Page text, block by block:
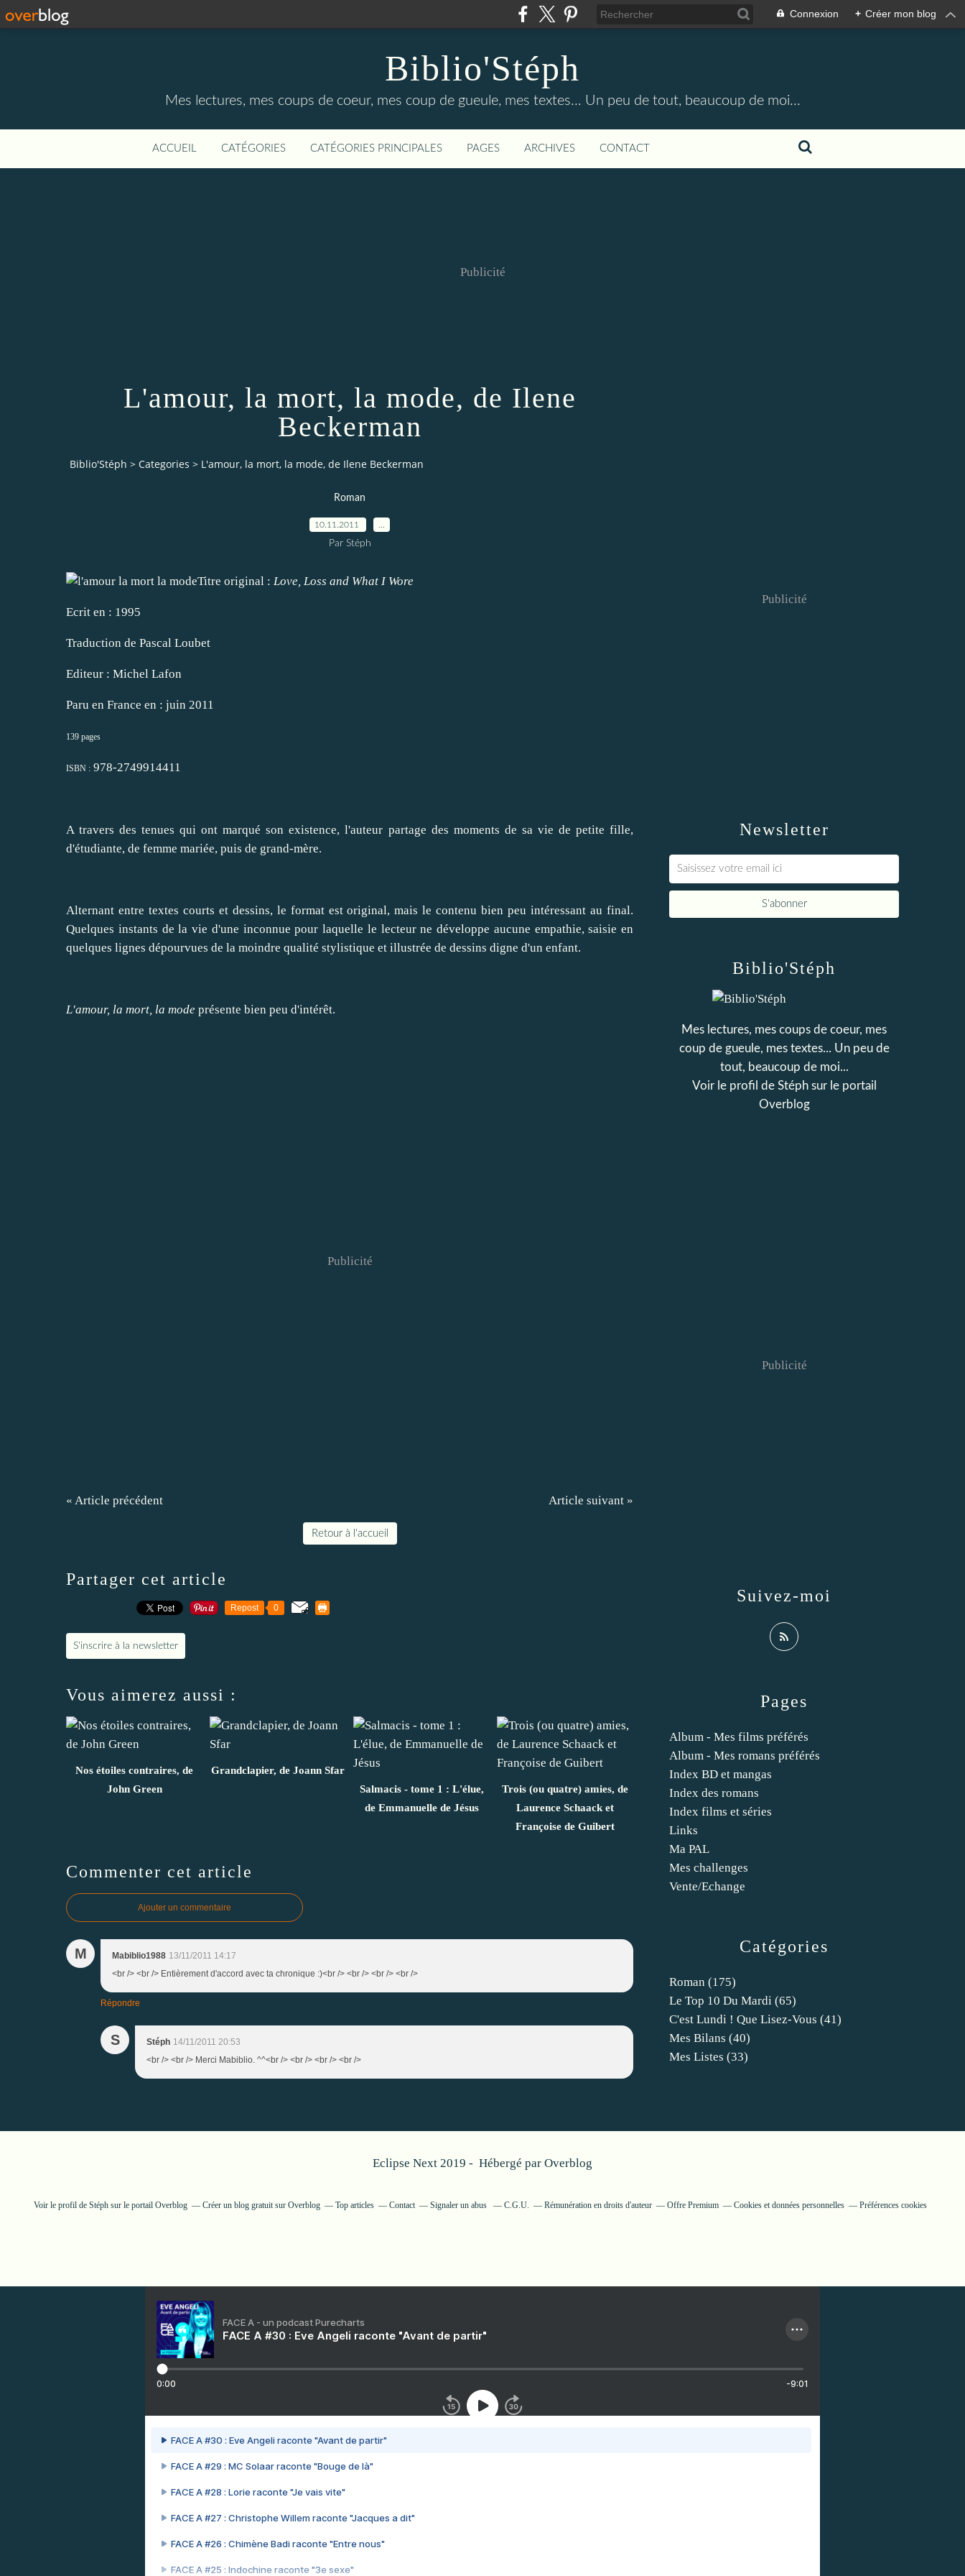
Connexion + Créer mon blog
Biblio'Stéph
Mes lectures, mes coups de coeur, mes coup de gueule, mes textes... Un peu de tout, beaucoup de moi...
ACCUEIL CATÉGORIES CATÉGORIES PRINCIPALES PAGES ARCHIVES CONTACT
Publicité
L'amour, la mort, la mode, de Ilene
Beckerman
Biblio'Stéph > Categories > L'amour, la mort, la mode, de Ilene Beckerman
Roman
10.11.2011
Par Stéph
Titre original : Love, Loss and What I Wore
Ecrit en : 1995
Traduction de Pascal Loubet
Editeur : Michel Lafon
Paru en France en : juin 2011
139 pages
ISBN : 978-2749914411
A travers des tenues qui ont marqué son existence, l'auteur partage des moments de sa vie de petite fille,
d'étudiante, de femme mariée, puis de grand-mère.
Alternant entre textes courts et dessins, le format est original, mais le contenu bien peu intéressant au final.
Quelques instants de la vie d'une inconnue pour laquelle le lecteur ne développe aucune empathie, saisie en
quelques lignes dépourvues de la moindre qualité stylistique et illustrée de dessins digne d'un enfant.
L'amour, la mort, la mode présente bien peu d'intérêt.
Publicité
« Article précédent Article suivant »
Retour à l'accueil
Partager cet article
Repost 0
S'inscrire à la newsletter
Vous aimerez aussi :
Nos étoiles contraires, de
John Green
Grandclapier, de Joann Sfar
Salmacis - tome 1 : L'élue,
de Emmanuelle de Jésus
Trois (ou quatre) amies, de
Laurence Schaack et
Françoise de Guibert
Commenter cet article
Ajouter un commentaire
M Mabiblio1988 13/11/2011 14:17
<br /> <br /> Entièrement d'accord avec ta chronique :)<br /> <br /> <br /> <br />
Répondre
S Stéph 14/11/2011 20:53
<br /> <br /> Merci Mabiblio. ^^<br /> <br /> <br /> <br />
Newsletter
Publicité
Catégories
Roman (175)
Le Top 10 Du Mardi (65)
C'est Lundi ! Que Lisez-Vous (41)
Mes Bilans (40)
Mes Listes (33)
Pages
Album - Mes films préférés
Album - Mes romans préférés
Index BD et mangas
Index des romans
Index films et séries
Links
Ma PAL
Mes challenges
Vente/Echange
Biblio'Stéph
Mes lectures, mes coups de coeur, mes
coup de gueule, mes textes... Un peu de
tout, beaucoup de moi...
Voir le profil de Stéphsur le portail
Overblog
Suivez-moi
Publicité
Eclipse Next 2019 - Hébergé par Overblog
Voir le profil de Stéph sur le portail Overblog Créer un blog gratuit sur Overblog Top articles Contact Signaler un abus C.G.U. Rémunération en droits d'auteur Offre Premium Cookies et données personnelles Préférences cookies
FACE A - un podcast Purecharts
FACE A #30 : Eve Angeli raconte "Avant de partir"
0:00 -9:01
FACE A #30 : Eve Angeli raconte "Avant de partir"
FACE A #29 : MC Solaar raconte "Bouge de là"
FACE A #28 : Lorie raconte "Je vais vite"
FACE A #27 : Christophe Willem raconte "Jacques a dit"
FACE A #26 : Chimène Badi raconte "Entre nous"
FACE A #25 : Indochine raconte "3e sexe"